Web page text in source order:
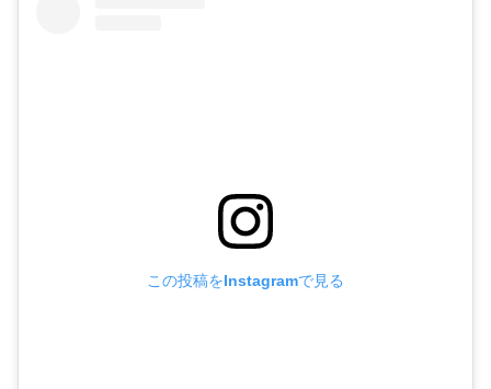
この投稿をInstagramで見る